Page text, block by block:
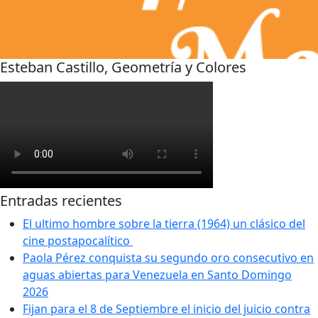
Esteban Castillo, Geometría y Colores
Entradas recientes
El ultimo hombre sobre la tierra (1964) un clásico del
cine postapocalítico
Paola Pérez conquista su segundo oro consecutivo en
aguas abiertas para Venezuela en Santo Domingo
2026
Fijan para el 8 de Septiembre el inicio del juicio contra